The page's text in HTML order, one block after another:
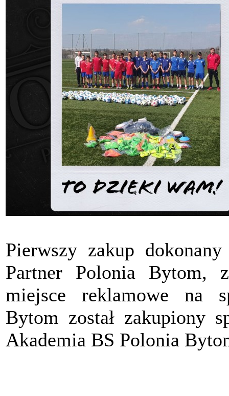
Pierwszy zakup
Partner Polonia Bytom,
miejsce reklamowe na
Bytom został zakupiony
Akademia BS Polonia